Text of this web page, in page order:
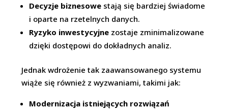
Decyzje biznesowe stają się bardziej świadome
i oparte na rzetelnych danych.
Ryzyko inwestycyjne zostaje zminimalizowane
dzięki dostępowi do dokładnych analiz.
Jednak wdrożenie tak zaawansowanego systemu
wiąże się również z wyzwaniami, takimi jak:
Modernizacja istniejących rozwiązań